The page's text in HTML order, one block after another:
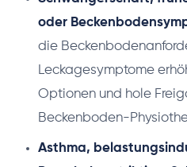
oder
die
Leckagesymptome
Optionen und hole
Beckenboden-
Asthma,